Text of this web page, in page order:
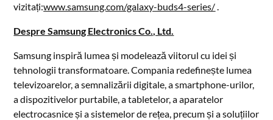
vizitați:www.samsung.com/galaxy-buds4-series/.
Despre Samsung Electronics Co., Ltd.
Samsung inspiră lumea și modelează viitorul cu idei și
tehnologii transformatoare. Compania redefinește lumea
televizoarelor, a semnalizării digitale, a smartphone-urilor,
a dispozitivelor purtabile, a tabletelor, a aparatelor
electrocasnice și a sistemelor de rețea, precum și a soluțiilor